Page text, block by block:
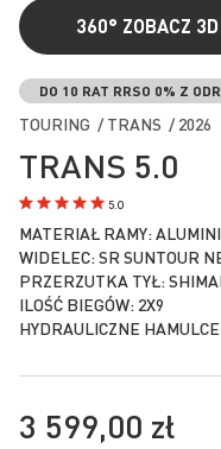
360° ZOBACZ 3D
na
galerii
TRANS 5.0
5.0
DO 10 RAT RRSO 0% Z
TOURING / TRANS / 2026
MATERIAŁ RAMY:
WIDELEC: SR SUNTOUR
PRZERZUTKA TYŁ:
ILOŚĆ BIEGÓW: 2X9
HYDRAULICZNE
3 599,00 zł